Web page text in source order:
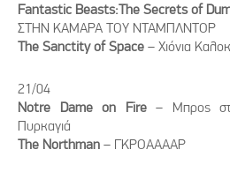
Fantastic Beasts:The Secrets of
ΣΤΗΝ ΚΑΜΑΡΑ ΤΟΥ ΝΤΑΜΠΛΝΤΟΡ
The Sanctity of Space – Χιόνια
21/04
Notre Dame on Fire– Μπρος
Πυρκαγιά
The Northman – ΓΚΡΟΑΑΑΑΡ